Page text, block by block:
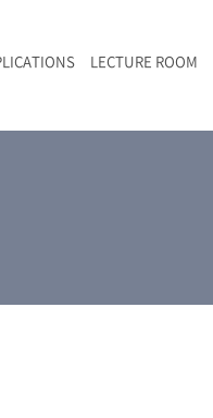
LECTURE ROOM